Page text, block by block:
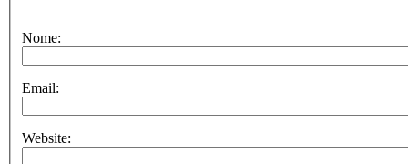
Nome:
Email:
Website: